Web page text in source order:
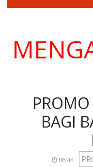
BAGI
06:44